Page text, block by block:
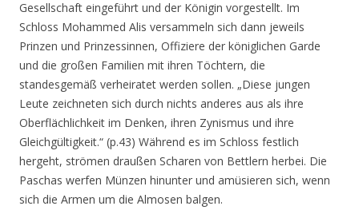
Gesellschaft eingeführt und der Königin vorgestellt. Im
Schloss Mohammed Alis versammeln sich dann jeweils
Prinzen und Prinzessinnen, Offiziere der königlichen Garde
und die großen Familien mit ihren Töchtern, die
standesgemäß verheiratet werden sollen. „Diese jungen
Leute zeichneten sich durch nichts anderes aus als ihre
Oberflächlichkeit im Denken, ihren Zynismus und ihre
Gleichgültigkeit.“ (p.43) Während es im Schloss festlich
hergeht, strömen draußen Scharen von Bettlern herbei. Die
Paschas werfen Münzen hinunter und amüsieren sich, wenn
sich die Armen um die Almosen balgen.